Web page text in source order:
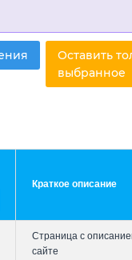
Оставить
выбранное
Краткое описание
Страница с
сайте